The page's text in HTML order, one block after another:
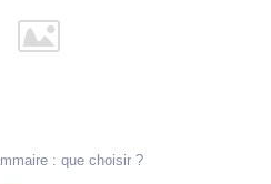
: que choisir ?